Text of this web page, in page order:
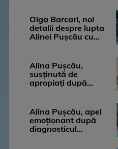
Olga Barcari, noi
detalii despre lupta
Alinei Pușcău cu
Alina Pușcău,
susținută de
apropiați după
medicii, ...
Alina Pușcău, apel
emoționant după
diagnosticul